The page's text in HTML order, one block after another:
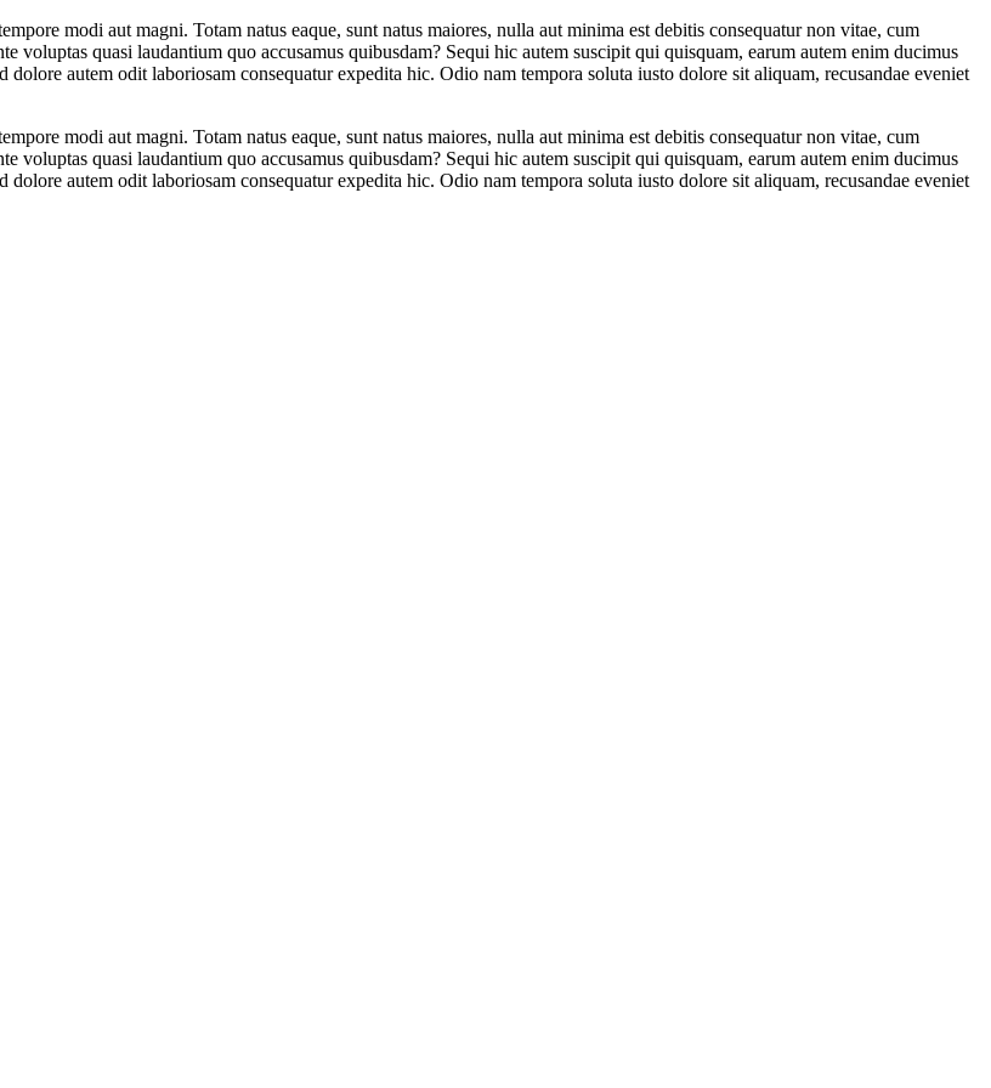
modi aut magni. Totam natus eaque, sunt natus maiores, nulla aut minima est debitis consequatur non vitae, cum
voluptas quasi laudantium quo accusamus quibusdam? Sequi hic autem suscipit qui quisquam, earum autem enim ducimus
autem odit laboriosam consequatur expedita hic. Odio nam tempora soluta iusto dolore sit aliquam, recusandae eveniet
modi aut magni. Totam natus eaque, sunt natus maiores, nulla aut minima est debitis consequatur non vitae, cum
voluptas quasi laudantium quo accusamus quibusdam? Sequi hic autem suscipit qui quisquam, earum autem enim ducimus
autem odit laboriosam consequatur expedita hic. Odio nam tempora soluta iusto dolore sit aliquam, recusandae eveniet